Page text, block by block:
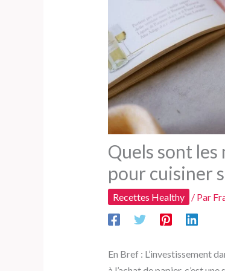
Quels sont
pour cuisiner
Recettes Healthy / Par
En Bref : L’investissement